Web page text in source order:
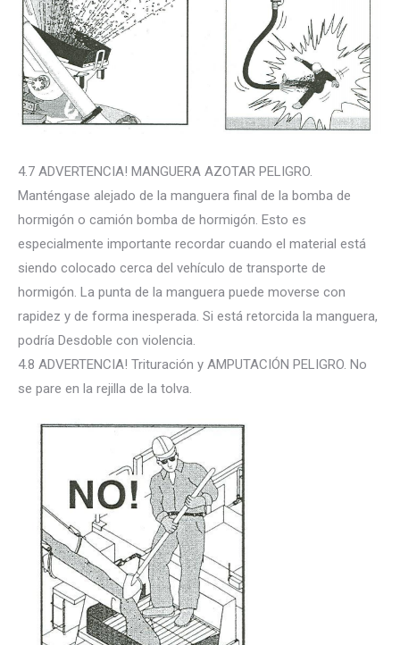
4.7 ADVERTENCIA! MANGUERA AZOTAR PELIGRO.
Manténgase alejado de la manguera final de la bomba de
hormigón o camión bomba de hormigón. Esto es
especialmente importante recordar cuando el material está
siendo colocado cerca del vehículo de transporte de
hormigón. La punta de la manguera puede moverse con
rapidez y de forma inesperada. Si está retorcida la manguera,
podría Desdoble con violencia.
4.8 ADVERTENCIA! Trituración y AMPUTACIÓN PELIGRO. No
se pare en la rejilla de la tolva.